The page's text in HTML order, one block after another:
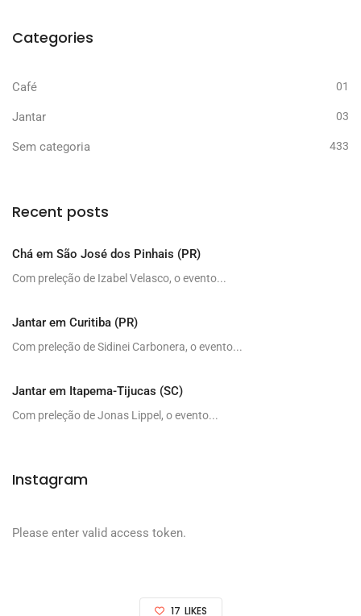
Categories
Café 01
Jantar 03
Sem categoria 433
Recent posts
Chá em São José dos Pinhais (PR)
Com preleção de Izabel Velasco, o evento...
Jantar em Curitiba (PR)
Com preleção de Sidinei Carbonera, o evento...
Jantar em Itapema-Tijucas (SC)
Com preleção de Jonas Lippel, o evento...
Instagram
Please enter valid access token.
17 LIKES